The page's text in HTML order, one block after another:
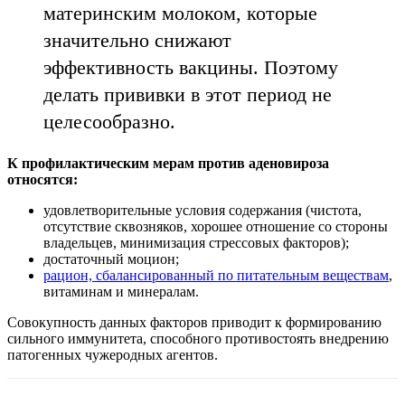
материнским молоком, которые
значительно снижают
эффективность вакцины. Поэтому
делать прививки в этот период не
целесообразно.
К профилактическим мерам против аденовироза
относятся:
удовлетворительные условия содержания (чистота,
отсутствие сквозняков, хорошее отношение со стороны
владельцев, минимизация стрессовых факторов);
достаточный моцион;
рацион, сбалансированный по питательным веществам,
витаминам и минералам.
Совокупность данных факторов приводит к формированию
сильного иммунитета, способного противостоять внедрению
патогенных чужеродных агентов.